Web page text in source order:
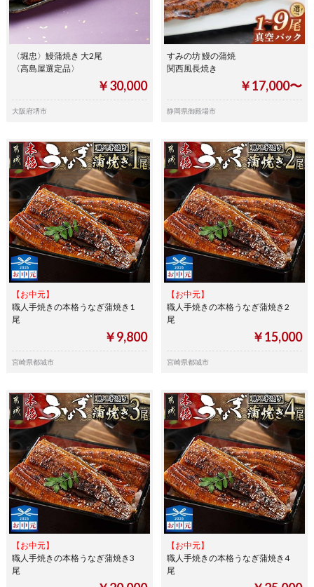
〈堀忠〉鰻蒲焼き 大2尾
〈高島屋選定品〉
￥30,000
大阪府堺市
すみの坊 鰻の蒲焼
関西風長焼き
￥17,000〜
静岡県御殿場市
【お中元】
職人手焼きの本格うなぎ蒲焼き1
尾
￥9,800
宮崎県都城市
【お中元】
職人手焼きの本格うなぎ蒲焼き2
尾
￥15,000
宮崎県都城市
【お中元】
職人手焼きの本格うなぎ蒲焼き3
尾
【お中元】
職人手焼きの本格うなぎ蒲焼き4
尾